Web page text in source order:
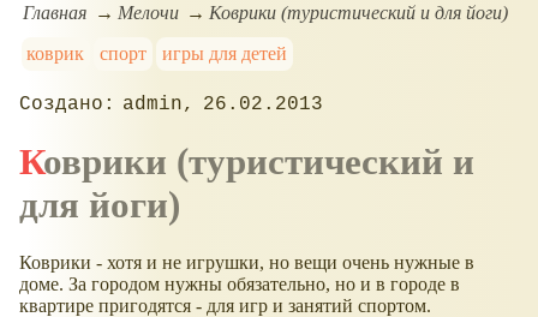
Главная Мелочи
Коврики (туристический и для йоги)
коврик
спорт игры для детей
admin 26.02.2013
Коврики (туристический и
для йоги)
Коврики - хотя и не игрушки, но вещи очень нужные в
доме. За городом нужны обязательно, но и в городе в
квартире пригодятся - для игр и занятий спортом.